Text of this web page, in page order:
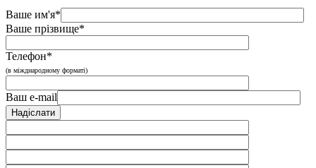
Ваше им'я*
Ваше прізвище*
Телефон*
(в міжднародному форматі)
Ваш e-mail